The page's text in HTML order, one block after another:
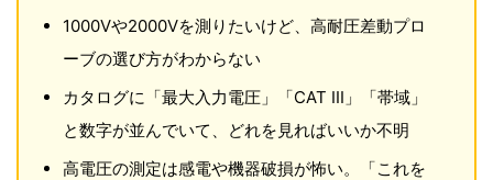
1000Vや2000Vを測りたいけど、高耐圧差動プロ
ーブの選び方がわからない
カタログに「最大入力電圧」「CAT III」「帯域」
と数字が並んでいて、どれを見ればいいか不明
高電圧の測定は感電や機器破損が怖い。「これを